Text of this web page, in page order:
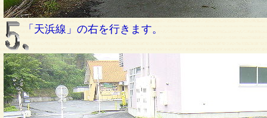
「天浜線」の右を行きます。